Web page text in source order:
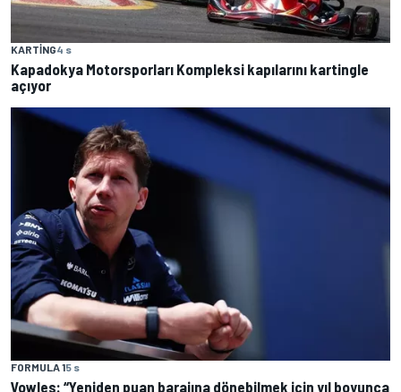
KARTING4 s
Kapadokya Motorsporları Kompleksi kapılarını kartingle
açıyor
FORMULA 15 s
Vowles: “Yeniden puan barajına dönebilmek için yıl boyunca